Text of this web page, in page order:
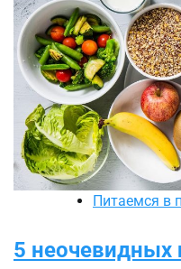
Питаемся в
5 неочевидных